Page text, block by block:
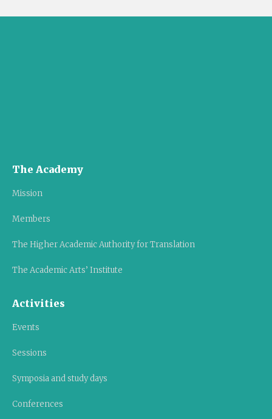
The Academy
Mission
Members
The Higher Academic Authority for Translation
The Academic Arts’ Institute
Activities
Events
Sessions
Symposia and study days
Conferences